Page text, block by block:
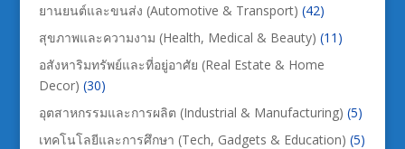
ยานยนต์และขนส่ง (Automotive & Transport) (42)
สุขภาพและความงาม (Health, Medical & Beauty) (11)
อสังหาริมทรัพย์และที่อยู่อาศัย (Real Estate & Home
Decor) (30)
อุตสาหกรรมและการผลิต (Industrial & Manufacturing) (5)
เทคโนโลยีและการศึกษา (Tech, Gadgets & Education) (5)